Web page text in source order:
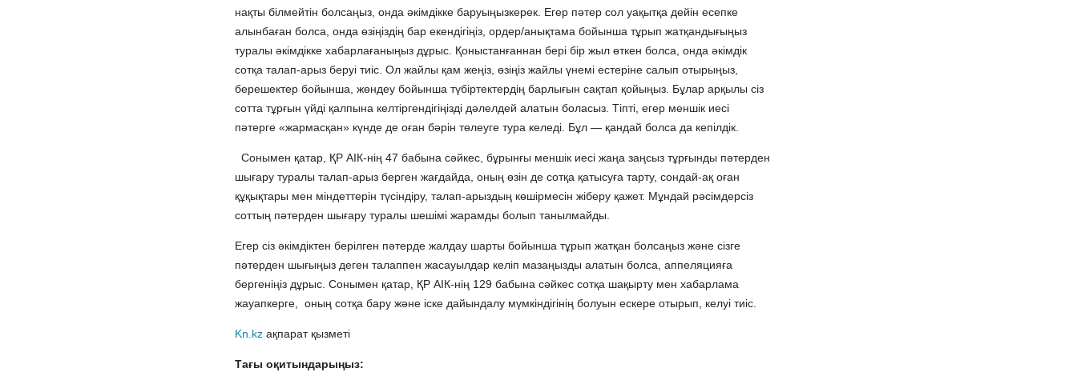
нақты білмейтін болсаңыз, онда әкімдікке баруыңызкерек. Егер пәтер сол уақытқа дейін есепке
алынбаған болса, онда өзіңіздің бар екендігіңіз, ордер/анықтама бойынша тұрып жатқандығыңыз
туралы әкімдікке хабарлағаныңыз дұрыс. Қоныстанғаннан бері бір жыл өткен болса, онда әкімдік
сотқа талап-арыз беруі тиіс. Ол жайлы қам жеңіз, өзіңіз жайлы үнемі естеріне салып отырыңыз,
берешектер бойынша, жөндеу бойынша түбіртектердің барлығын сақтап қойыңыз. Бұлар арқылы сіз
сотта тұрғын үйді қалпына келтіргендігіңізді дәлелдей алатын боласыз. Тіпті, егер меншік иесі
пәтерге «жармасқан» күнде де оған бәрін төлеуге тура келеді. Бұл — қандай болса да кепілдік.
Сонымен қатар, ҚР АІК-нің 47 бабына сәйкес, бұрынғы меншік иесі жаңа заңсыз тұрғынды пәтерден
шығару туралы талап-арыз берген жағдайда, оның өзін де сотқа қатысуға тарту, сондай-ақ оған
құқықтары мен міндеттерін түсіндіру, талап-арыздың көшірмесін жіберу қажет. Мұндай рәсімдерсіз
соттың пәтерден шығару туралы шешімі жарамды болып танылмайды.
Егер сіз әкімдіктен берілген пәтерде жалдау шарты бойынша тұрып жатқан болсаңыз және сізге
пәтерден шығыңыз деген талаппен жасауылдар келіп мазаңызды алатын болса, аппеляцияға
бергеніңіз дұрыс. Сонымен қатар, ҚР АІК-нің 129 бабына сәйкес сотқа шақырту мен хабарлама
жауапкерге, оның сотқа бару және іске дайындалу мүмкіндігінің болуын ескере отырып, келуі тиіс.
Kn.kz ақпарат қызметі
Тағы оқитындарыңыз: